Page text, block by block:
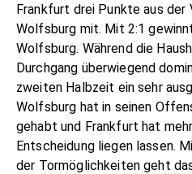
Frankfurt drei Punkte aus der
Wolfsburg mit. Mit 2:1
Wolfsburg. Während die
Durchgang überwiegend
zweiten Halbzeit ein sehr
Wolfsburg hat in seinen
gehabt und Frankfurt hat
Entscheidung liegen lassen.
der Tormöglichkeiten geht